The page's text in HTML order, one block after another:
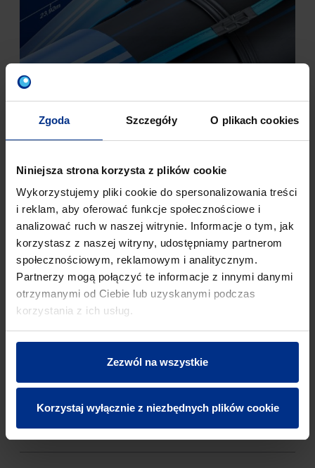
Zgoda Szczegóły O plikach cookies
Niniejsza strona korzysta z plików cookie
Wykorzystujemy pliki cookie do spersonalizowania treści
i reklam, aby oferować funkcje społecznościowe i
analizować ruch w naszej witrynie. Informacje o tym, jak
korzystasz z naszej witryny, udostępniamy partnerom
społecznościowym, reklamowym i analitycznym.
Partnerzy mogą połączyć te informacje z innymi danymi
otrzymanymi od Ciebie lub uzyskanymi podczas
korzystania z ich usług.
Zezwól na wszystkie
Korzystaj wyłącznie z niezbędnych plików cookie
ELEMENTY SYSTEMU ZDALNEGO
MONITORINGU RUROCIĄGU I
LOKALIZACJI AWARII
Elementy systemu zdalnego monitoringu rurociągu i
lokalizacji awarii
Indeks: 3495205221
EAN: 5906194002019
RYSUNEK TECHNICZNY
POBIERZ